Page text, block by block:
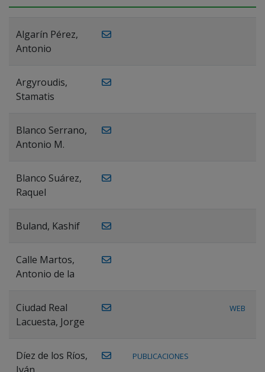
Algarín Pérez,
Antonio
Argyroudis,
Stamatis
Blanco Serrano,
Antonio M.
Blanco Suárez,
Raquel
Buland, Kashif
Calle Martos,
Antonio de la
Ciudad Real
Lacuesta, Jorge
WEB
Díez de los Ríos,
PUBLICACIONES